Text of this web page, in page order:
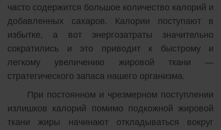
часто содержится большое количество калорий и
добавленных сахаров. Калории поступают в
избытке, а вот энергозатраты значительно
сократились и это приводит к быстрому и
легкому увеличению жировой ткани —
стратегического запаса нашего организма.
При постоянном и чрезмерном поступлении
излишков калорий помимо подкожной жировой
ткани жиры начинают откладываться вокруг